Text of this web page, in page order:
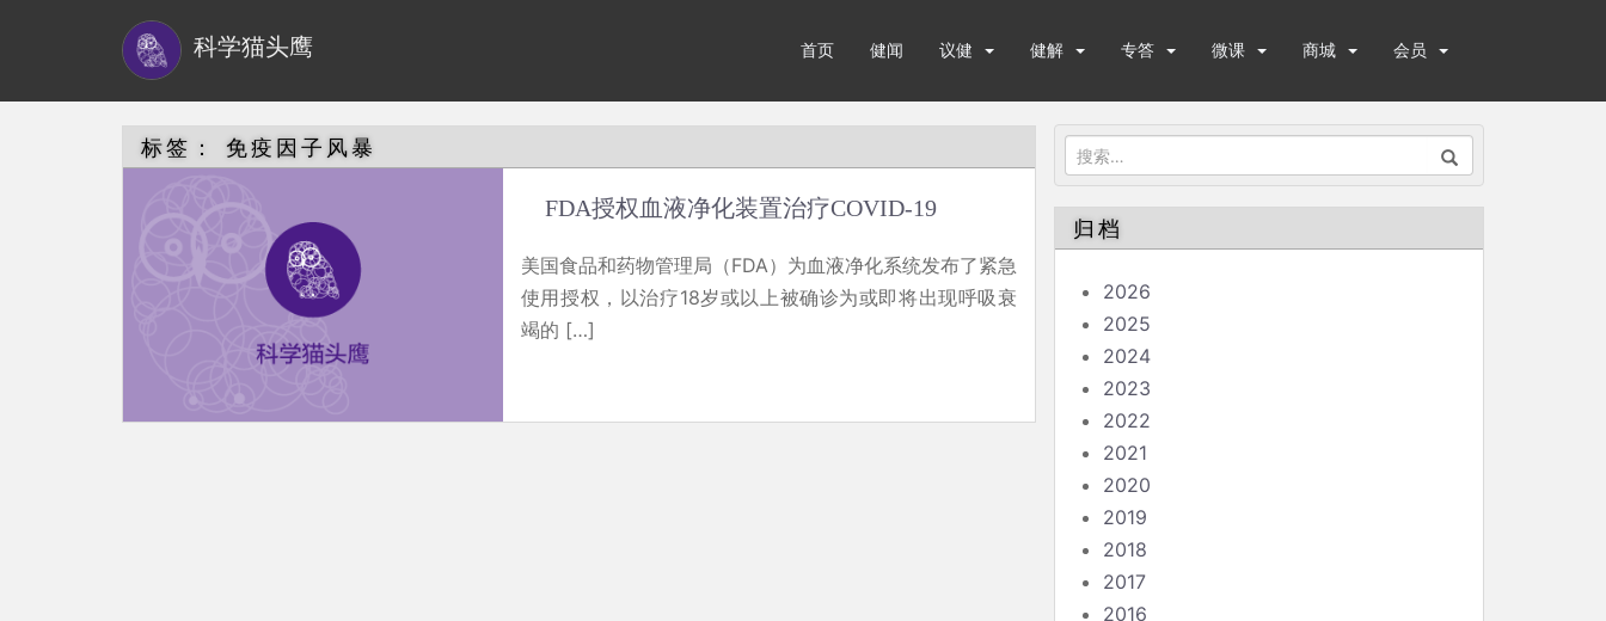
科学猫头鹰 首页 健闻 议健 健解 专答 微课 商城 会员
搜
索：
标签： 免疫因子风暴
FDA授权血液净化装置治疗COVID-19
美国食品和药物管理局（FDA）为血液净化系统发布了紧急
使用授权，以治疗18岁或以上被确诊为或即将出现呼吸衰
竭的 […]
归档
2026
2025
2024
2023
2022
2021
2020
2019
2018
2017
2016